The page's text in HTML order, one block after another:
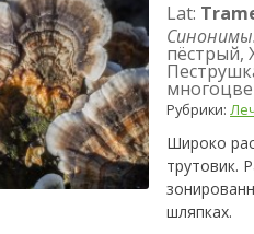
Lat:
пёстрый,
Рубрики:
Широко
трутовик.
шляпках.